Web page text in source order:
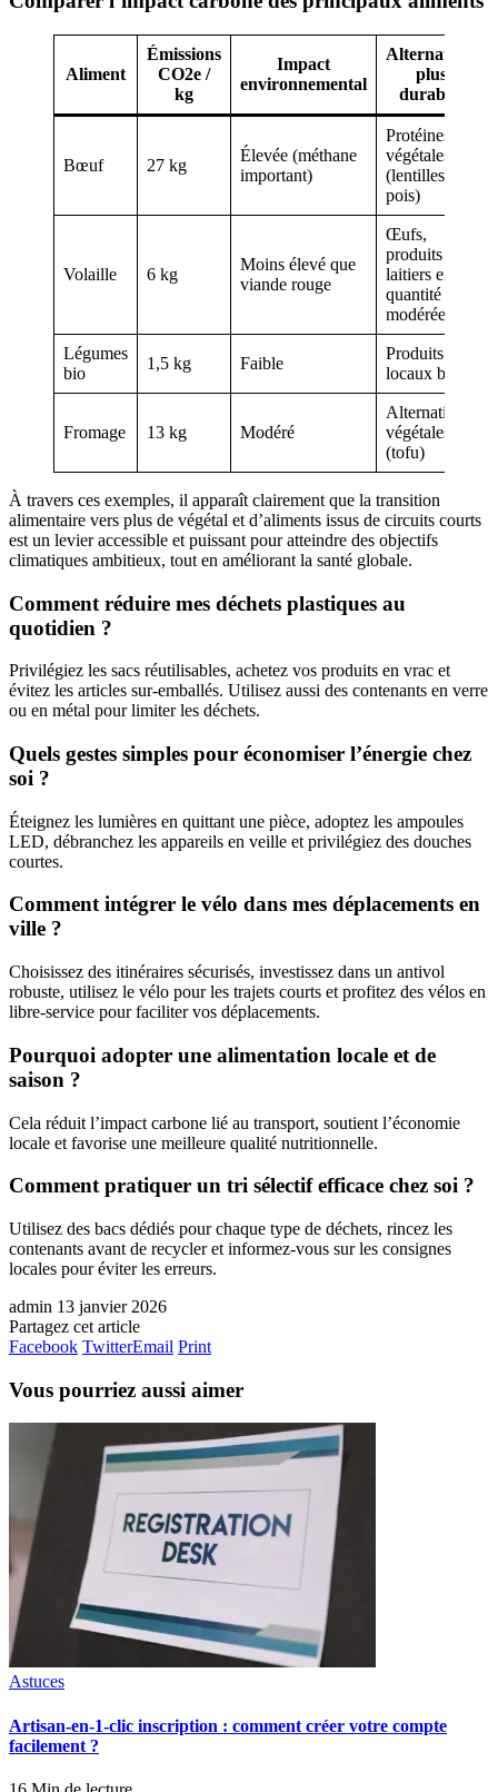
Aliment
Émissions
CO2e /
kg
Impact
environnemental
Alternatives
plus
durables
Bœuf 27 kg
Élevée (méthane
important)
Protéines
végétales
(lentilles,
pois)
Volaille 6 kg
Moins élevé que
viande rouge
Œufs,
produits
laitiers en
quantité
modérée
Légumes
bio
1,5 kg Faible
Produits
locaux bio
Fromage 13 kg Modéré
Alternatives
végétales
(tofu)
À travers ces exemples, il apparaît clairement que la transition
alimentaire vers plus de végétal et d’aliments issus de circuits courts
est un levier accessible et puissant pour atteindre des objectifs
climatiques ambitieux, tout en améliorant la santé globale.
Comment réduire mes déchets plastiques au
quotidien ?
Privilégiez les sacs réutilisables, achetez vos produits en vrac et
évitez les articles sur-emballés. Utilisez aussi des contenants en verre
ou en métal pour limiter les déchets.
Quels gestes simples pour économiser l’énergie chez
soi ?
Éteignez les lumières en quittant une pièce, adoptez les ampoules
LED, débranchez les appareils en veille et privilégiez des douches
courtes.
Comment intégrer le vélo dans mes déplacements en
ville ?
Choisissez des itinéraires sécurisés, investissez dans un antivol
robuste, utilisez le vélo pour les trajets courts et profitez des vélos en
libre-service pour faciliter vos déplacements.
Pourquoi adopter une alimentation locale et de
saison ?
Cela réduit l’impact carbone lié au transport, soutient l’économie
locale et favorise une meilleure qualité nutritionnelle.
Comment pratiquer un tri sélectif efficace chez soi ?
Utilisez des bacs dédiés pour chaque type de déchets, rincez les
contenants avant de recycler et informez-vous sur les consignes
locales pour éviter les erreurs.
admin 13 janvier 2026
Partagez cet article
Facebook TwitterEmail Print
Vous pourriez aussi aimer
Astuces
Artisan-en-1-clic inscription : comment créer votre compte
facilement ?